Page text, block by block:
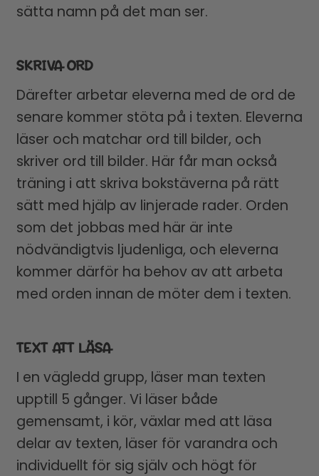
sätta namn på det man ser.
SKRIVA ORD
Därefter arbetar eleverna med de ord de
senare kommer stöta på i texten. Eleverna
läser och matchar ord till bilder, och
skriver ord till bilder. Här får man också
träning i att skriva bokstäverna på rätt
sätt med hjälp av linjerade rader. Orden
som det jobbas med här är inte
nödvändigtvis ljudenliga, och eleverna
kommer därför ha behov av att arbeta
med orden innan de möter dem i texten.
TEXT ATT LÄSA
I en vägledd grupp, läser man texten
upptill 5 gånger. Vi läser både
gemensamt, i kör, växlar med att läsa
delar av texten, läser för varandra och
individuellt för sig själv och högt för